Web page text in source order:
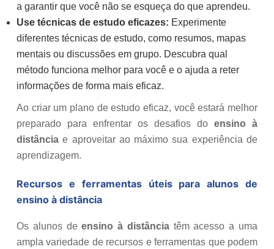
a garantir que você não se esqueça do que aprendeu.
Use técnicas de estudo eficazes: Experimente
diferentes técnicas de estudo, como resumos, mapas
mentais ou discussões em grupo. Descubra qual
método funciona melhor para você e o ajuda a reter
informações de forma mais eficaz.
Ao criar um plano de estudo eficaz, você estará melhor
preparado para enfrentar os desafios do ensino à
distância e aproveitar ao máximo sua experiência de
aprendizagem.
Recursos e ferramentas úteis para alunos de
ensino à distância
Os alunos deensino à distânciatêm acesso a uma
ampla variedade de recursos e ferramentas que podem